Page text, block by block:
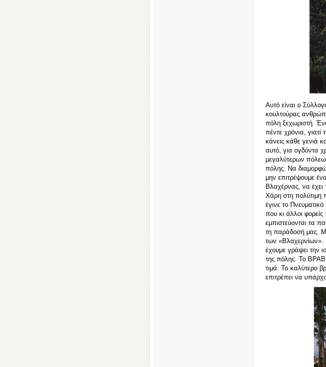
Αυτό είναι ο
κουλτούρας
πόλη ξεχωριστή.
πέντε χρόνια, γιατί
κάνεις κάθε γενιά
αυτό, για ογδόντα
μεγαλύτερων
πόλης. Να
μην επιτρέψουμε
Βλαχέρνας, να έχει
Χάρη στη πολύτιμη
έγινε το
που κι άλλοι φορείς
εμπιστεύονται τα
τη παράδοσή μας.
των «Βλαχερνίων».
έχουμε γράψει την
της πόλης. Το
τιμά. Το καλύτερο
επιτρέπει να